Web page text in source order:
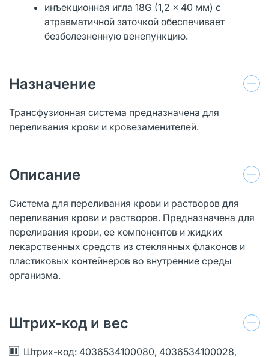
инъекционная игла 18G (1,2 x 40 мм) с
атравматичной заточкой обеспечивает
безболезненную венепункцию.
Назначение
Трансфузионная система предназначена для
переливания крови и кровезаменителей.
Описание
Система для переливания крови и растворов для
переливания крови и растворов. Предназначена для
переливания крови, ее компонентов и жидких
лекарственных средств из стеклянных флаконов и
пластиковых контейнеров во внутренние среды
организма.
Штрих-код и вес
Штрих-код: 4036534100080, 4036534100028,